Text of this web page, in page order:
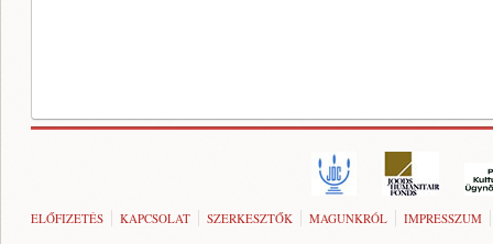
ELŐFIZETÉS KAPCSOLAT SZERKESZTŐK MAGUNKRÓL IMPRESSZUM